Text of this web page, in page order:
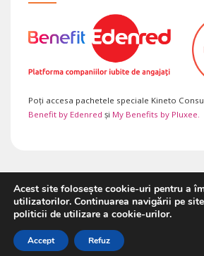
Poți accesa pachetele speciale Kineto
Benefit by Edenred și My Benefits by Pluxee.
Copyright 2026 © Kineto
Acest site folosește cookie-uri pentru a
utilizatorilor. Continuarea navigării pe
politicii de utilizare a cookie-urilor.
Accept Refuz